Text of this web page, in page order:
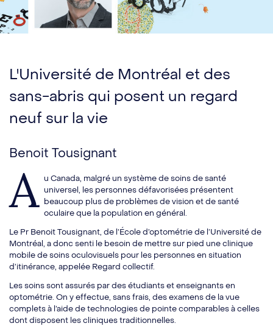
L'Université de Montréal et des
sans-abris qui posent un regard
neuf sur la vie
Benoit Tousignant
A u Canada, malgré un système de soins de santé
universel, les personnes défavorisées présentent
beaucoup plus de problèmes de vision et de santé
oculaire que la population en général.
Le Pr Benoit Tousignant, de l’École d’optométrie de l’Université de
Montréal, a donc senti le besoin de mettre sur pied une clinique
mobile de soins oculovisuels pour les personnes en situation
d’itinérance, appelée Regard collectif.
Les soins sont assurés par des étudiants et enseignants en
optométrie. On y effectue, sans frais, des examens de la vue
complets à l’aide de technologies de pointe comparables à celles
dont disposent les cliniques traditionnelles.